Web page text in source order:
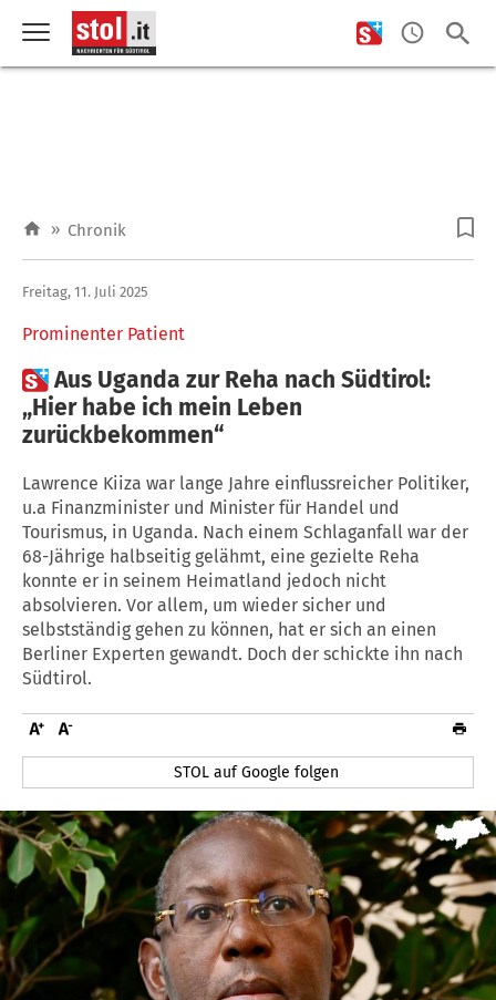
» Chronik
Prominenter Patient
Freitag, 11. Juli 2025
Aus Uganda zur Reha nach Südtirol:
„Hier habe ich mein Leben
zurückbekommen“
Lawrence Kiiza war lange Jahre einflussreicher Politiker,
u.a Finanzminister und Minister für Handel und
Tourismus, in Uganda. Nach einem Schlaganfall war der
68-Jährige halbseitig gelähmt, eine gezielte Reha
konnte er in seinem Heimatland jedoch nicht
absolvieren. Vor allem, um wieder sicher und
selbstständig gehen zu können, hat er sich an einen
Berliner Experten gewandt. Doch der schickte ihn nach
Südtirol.
STOL auf Google folgen